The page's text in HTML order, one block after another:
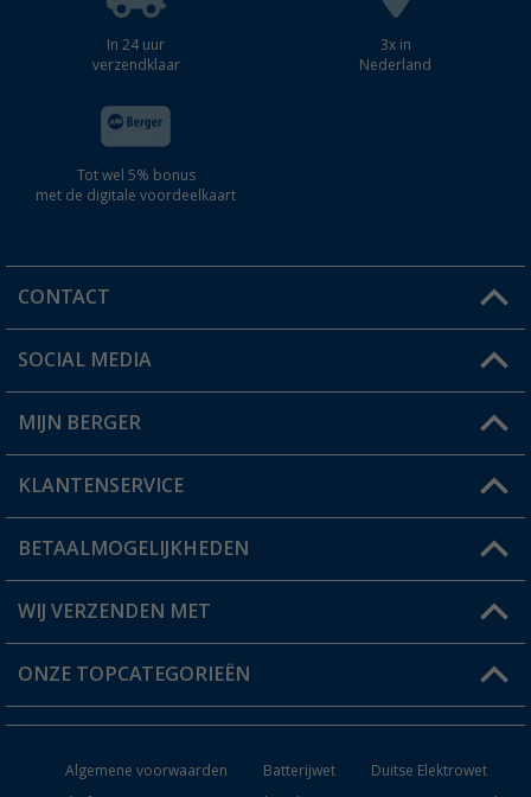
In 24 uur
verzendklaar
3x in
Nederland
Tot wel 5% bonus
met de digitale voordeelkaart
CONTACT
Een vraag?
Winkel vinden
SOCIAL MEDIA
MIJN BERGER
Mijn account
Status bestelling
Verlanglijstje
KLANTENSERVICE
FAQ & Contact
Verzendinformatie
Catalogus
BETAALMOGELIJKHEDEN
WIJ VERZENDEN MET
ONZE TOPCATEGORIEËN
Keukenaccessoires
Algemene voorwaarden Batterijwet
Duitse Elektrowet